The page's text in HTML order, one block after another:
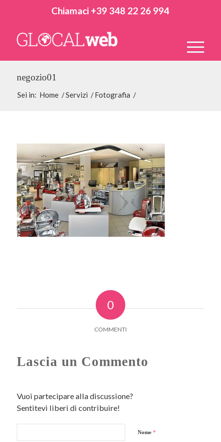
Chiamaci +39 348 22 26 994
negozio01
Sei in: Home /Servizi / Fotografia /
0
COMMENTI
Lascia un Commento
Vuoi partecipare alla discussione?
Sentitevi liberi di contribuire!
Nome *